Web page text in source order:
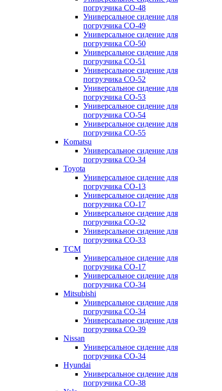
погрузчика CO-48
Универсальное сидение для
погрузчика CO-49
Универсальное сидение для
погрузчика CO-50
Универсальное сидение для
погрузчика CO-51
Универсальное сидение для
погрузчика CO-52
Универсальное сидение для
погрузчика CO-53
Универсальное сидение для
погрузчика CO-54
Универсальное сидение для
погрузчика CO-55
Komatsu
Универсальное сидение для
погрузчика CO-34
Toyota
Универсальное сидение для
погрузчика CO-13
Универсальное сидение для
погрузчика CO-17
Универсальное сидение для
погрузчика CO-32
Универсальное сидение для
погрузчика CO-33
TCM
Универсальное сидение для
погрузчика CO-17
Универсальное сидение для
погрузчика CO-34
Mitsubishi
Универсальное сидение для
погрузчика CO-34
Универсальное сидение для
погрузчика CO-39
Nissan
Универсальное сидение для
погрузчика CO-34
Hyundai
Универсальное сидение для
погрузчика CO-38